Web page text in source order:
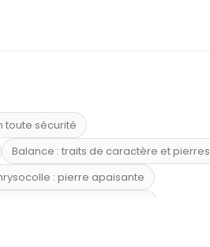
toute sécurité
Balance : traits de caractère et pierres
: pierre apaisante